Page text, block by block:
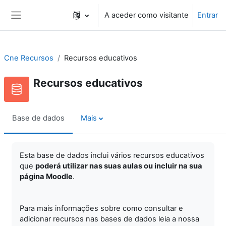
A aceder como visitante Entrar
Cne Recursos Recursos educativos
Recursos educativos
Base de dados Mais
Esta base de dados inclui vários recursos educativos
que poderá utilizar nas suas aulas ou incluir na sua
página Moodle.
Para mais informações sobre como consultar e
adicionar recursos nas bases de dados leia a nossa